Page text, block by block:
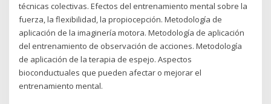
técnicas colectivas. Efectos del entrenamiento mental sobre la
fuerza, la flexibilidad, la propiocepción. Metodología de
aplicación de la imaginería motora. Metodología de aplicación
del entrenamiento de observación de acciones. Metodología
de aplicación de la terapia de espejo. Aspectos
bioconductuales que pueden afectar o mejorar el
entrenamiento mental.